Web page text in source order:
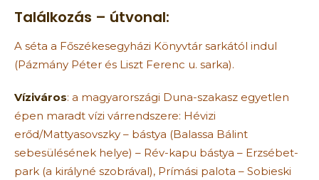
Találkozás – útvonal:
A séta a Főszékesegyházi Könyvtár sarkától indul
(Pázmány Péter és Liszt Ferenc u. sarka).
Víziváros: a magyarországi Duna-szakasz egyetlen
épen maradt vízi várrendszere: Hévizi
erőd/Mattyasovszky – bástya (Balassa Bálint
sebesülésének helye) – Rév-kapu bástya – Erzsébet-
park (a királyné szobrával), Prímási palota – Sobieski